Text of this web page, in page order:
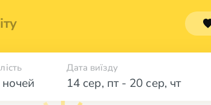
Дата виїзду
14 сер, пт- 20 сер, чт